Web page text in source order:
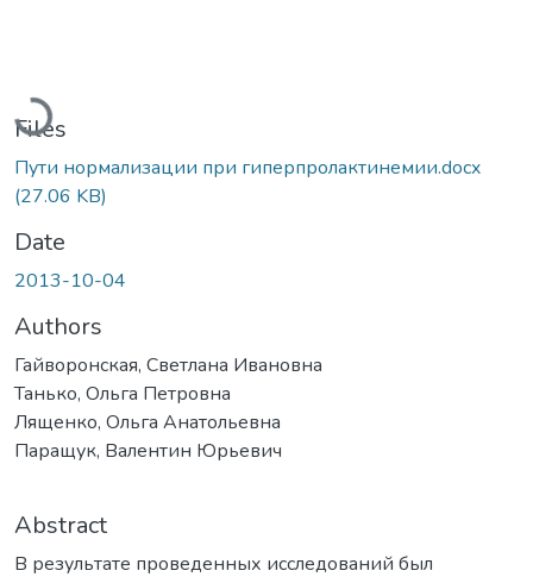
Loading...
Files
Пути нормализации при гиперпролактинемии.docx
(27.06 KB)
Date
2013-10-04
Authors
Гайворонская, Светлана Ивановна
Танько, Ольга Петровна
Лященко, Ольга Анатольевна
Паращук, Валентин Юрьевич
Abstract
В результате проведенных исследований был